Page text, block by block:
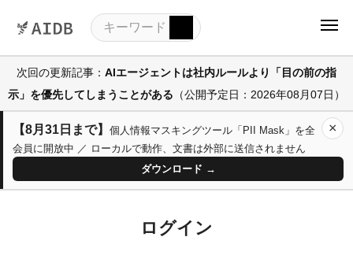
次回の更新記事： AIエージェントは社内ルールより「目の前の指
示」を優先してしまうことがある （公開予定日：2026年08月07日）
【8月31日まで】 個人情報マスキングツール「PII Mask」を全
会員に開放中 ／ ローカルで動作、文書は外部に送信されません
ダウンロード →
×
ログイン